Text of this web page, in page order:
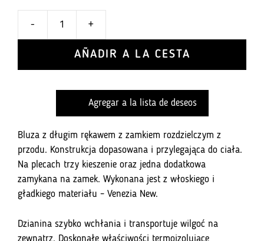
-
kolarska
Tour
260.16
-
Città
di
Pesaro
+
AÑADIR A LA CESTA
Agregar a la lista de deseos
Bluza z długim rękawem z zamkiem rozdzielczym z
przodu. Konstrukcja dopasowana i przylegająca do ciała.
Na plecach trzy kieszenie oraz jedna dodatkowa
zamykana na zamek. Wykonana jest z włoskiego i
gładkiego materiału – Venezia New.
Dzianina szybko wchłania i transportuje wilgoć na
zewnątrz. Doskonałe właściwości termoizolujące